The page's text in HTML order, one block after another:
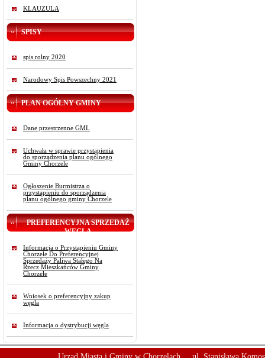
KLAUZULA
SPISY
spis rolny 2020
Narodowy Spis Powszechny 2021
PLAN OGÓLNY GMINY
Dane przestrzenne GML
Uchwała w sprawie przystąpienia
do sporządzenia planu ogólnego
Gminy Chorzele
Ogłoszenie Burmistrza o
przystąpieniu do sporządzenia
planu ogólnego gminy Chorzele
PREFERENCYJNA SPRZEDAŻ
WĘGLA
Informacja o Przystąpieniu Gminy
Chorzele Do Preferencyjnej
Sprzedaży Paliwa Stałego Na
Rzecz Mieszkańców Gminy
Chorzele
Wniosek o preferencyjny zakup
węgla
Informacja o dystrybucji węgla